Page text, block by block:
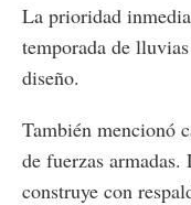
La prioridad
temporada de
diseño.
También mencionó
de fuerzas armadas.
construye con